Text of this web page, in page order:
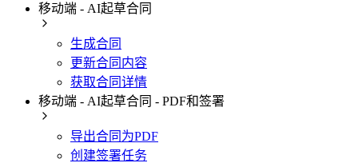
移动端 - AI起草合同
生成合同
更新合同内容
获取合同详情
移动端 - AI起草合同 - PDF和签署
导出合同为PDF
创建签署任务